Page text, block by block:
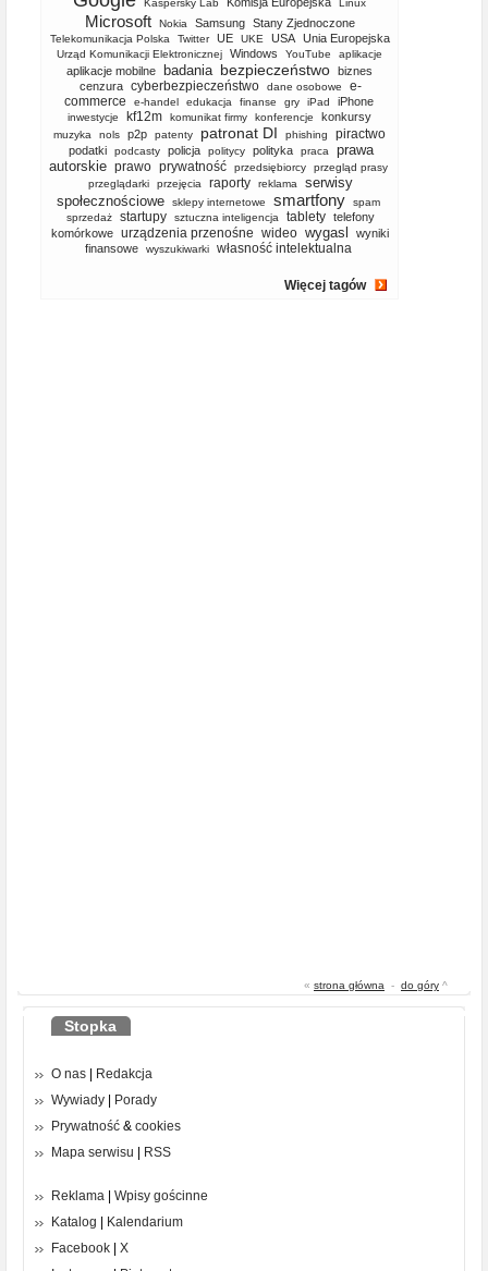
Kaspersky Lab Linux
Microsoft Nokia Samsung Stany Zjednoczone
Telekomunikacja Polska Twitter UE UKE USA Unia Europejska
Urząd Komunikacji Elektronicznej Windows YouTube aplikacje
aplikacje mobilne badania bezpieczeństwo biznes
cenzura cyberbezpieczeństwo dane osobowe
e-
commerce
e-handel edukacja finanse gry iPad iPhone
inwestycje kf12m komunikat firmy konferencje konkursy
muzyka nols p2p patenty patronat DI phishing piractwo
podatki podcasty policja politycy polityka praca
prawa
autorskie prawo prywatność przedsiębiorcy
przegląd prasy
przeglądarki
przejęcia raporty reklama
serwisy
społecznościowe
sklepy internetowe smartfony
spam
sprzedaż
startupy sztuczna inteligencja tablety telefony
komórkowe
urządzenia przenośne wideo wygasl
wyniki
finansowe
wyszukiwarki własność intelektualna
Więcej tagów
« strona główna - do góry ^
Stopka
O nas | Redakcja
Wywiady | Porady
Prywatność & cookies
Mapa serwisu | RSS
Reklama | Wpisy gościnne
Katalog | Kalendarium
Facebook | X